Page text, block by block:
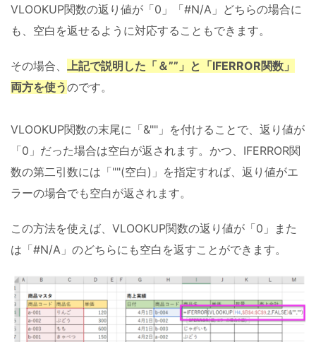
VLOOKUP関数の返り値が「0」「#N/A」どちらの場合に
も、空白を返せるように対応することもできます。
その場合、
上記で説明した「＆””」と「IFERROR関数」
両方を使うのです。
VLOOKUP関数の末尾に「&""」を付けることで、返り値が
「0」だった場合は空白が返されます。かつ、IFERROR関
数の第二引数には「""(空白)」を指定すれば、返り値がエ
ラーの場合でも空白が返されます。
この方法を使えば、VLOOKUP関数の返り値が「0」また
は「#N/A」のどちらにも空白を返すことができます。